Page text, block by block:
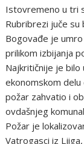
Istovremeno u tri
Rubribrezi juče su
Bogovađe je
prilikom izbijanja
Najkritičnije je
ekonomskom delu
požar zahvatio i
ovdašnjeg
Požar je
Vatrogasci iz